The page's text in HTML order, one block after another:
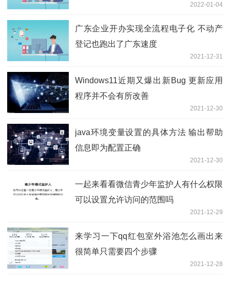
2022-01-04
广东企业开办实现全流程电子化 不动产
登记也跑出了广东速度
2021-12-31
Windows11近期又爆出新Bug 更新应用
程序并不会有所改善
2021-12-30
java环境变量设置的具体方法 输出帮助
信息即为配置正确
2021-12-30
一起来看看微信青少年监护人有什么权限
可以设置允许访问的范围吗
2021-12-29
来学习一下qq红包室外浴池怎么画出来
很简单只需要四个步骤
2021-12-28